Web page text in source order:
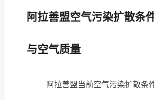
阿拉善盟空气污染扩散条
与空气质量
阿拉善盟当前空气污染扩散条